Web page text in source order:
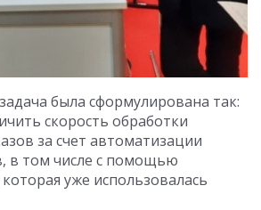
была сформулирована так:
скорость обработки
за счет автоматизации
в том числе с помощью
которая уже использовалась